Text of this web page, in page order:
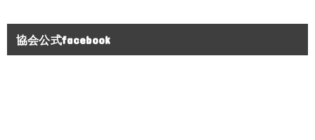
協会公式facebook